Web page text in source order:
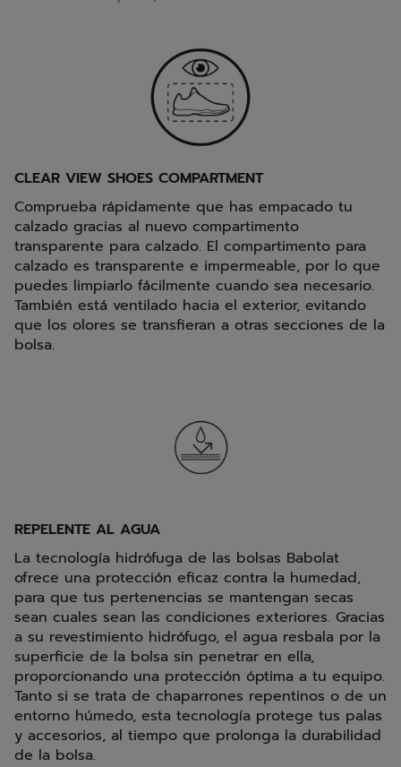
CLEAR VIEW SHOES COMPARTMENT
Comprueba rápidamente que has empacado tu
calzado gracias al nuevo compartimento
transparente para calzado. El compartimento para
calzado es transparente e impermeable, por lo que
puedes limpiarlo fácilmente cuando sea necesario.
También está ventilado hacia el exterior, evitando
que los olores se transfieran a otras secciones de la
bolsa.
REPELENTE AL AGUA
La tecnología hidrófuga de las bolsas Babolat
ofrece una protección eficaz contra la humedad,
para que tus pertenencias se mantengan secas
sean cuales sean las condiciones exteriores. Gracias
a su revestimiento hidrófugo, el agua resbala por la
superficie de la bolsa sin penetrar en ella,
proporcionando una protección óptima a tu equipo.
Tanto si se trata de chaparrones repentinos o de un
entorno húmedo, esta tecnología protege tus palas
y accesorios, al tiempo que prolonga la durabilidad
de la bolsa.